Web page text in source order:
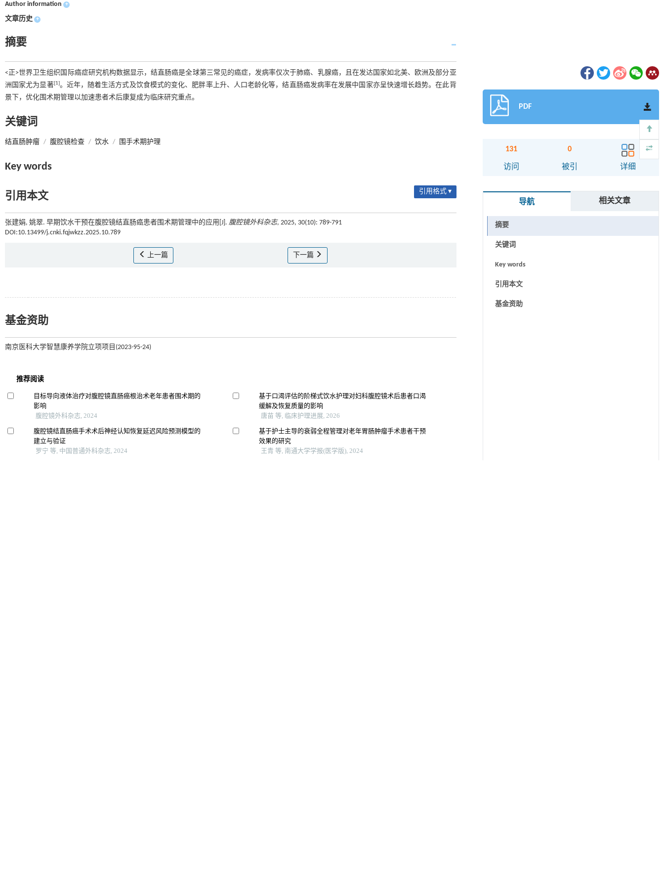
Author information +
文章历史 +
摘要
<正>世界卫生组织国际癌症研究机构数据显示，结直肠癌是全球第三常见的癌症，发病率仅次于肺癌、乳腺癌，且在发达国家如北美、欧洲及部分亚
洲国家尤为显著[1]。近年，随着生活方式及饮食模式的变化、肥胖率上升、人口老龄化等，结直肠癌发病率在发展中国家亦呈快速增长趋势。在此背
景下，优化围术期管理以加速患者术后康复成为临床研究重点。
关键词
结直肠肿瘤 / 腹腔镜检查 / 饮水 / 围手术期护理
Key words
引用本文 引用格式 ▾
张建娟, 姚翠. 早期饮水干预在腹腔镜结直肠癌患者围术期管理中的应用[J]. 腹腔镜外科杂志, 2025, 30(10): 789-791
DOI:10.13499/j.cnki.fqjwkzz.2025.10.789
上一篇 下一篇
基金资助
南京医科大学智慧康养学院立项项目(2023-95-24)
PDF
131
访问
0
被引 详细
导航 相关文章
摘要
关键词
Key words
引用本文
基金资助